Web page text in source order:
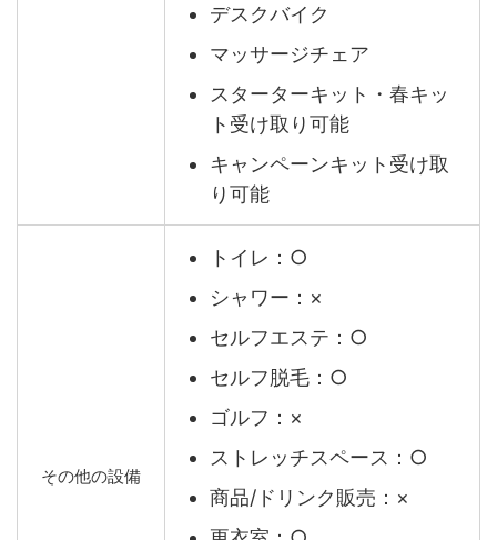
デスクバイク
マッサージチェア
スターターキット・春キッ
ト受け取り可能
キャンペーンキット受け取
り可能
その他の設備
トイレ：○
シャワー：×
セルフエステ：○
セルフ脱毛：○
ゴルフ：×
ストレッチスペース：○
商品/ドリンク販売：×